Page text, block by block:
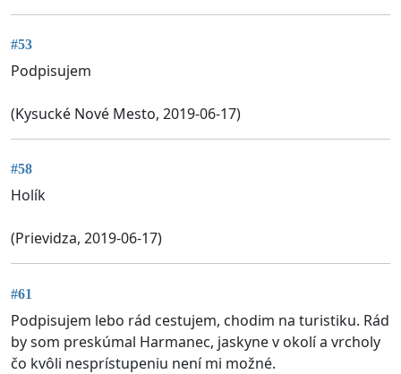
#53
Podpisujem
(Kysucké Nové Mesto, 2019-06-17)
#58
Holík
(Prievidza, 2019-06-17)
#61
Podpisujem lebo rád cestujem, chodim na turistiku. Rád
by som preskúmal Harmanec, jaskyne v okolí a vrcholy
čo kvôli nesprístupeniu není mi možné.